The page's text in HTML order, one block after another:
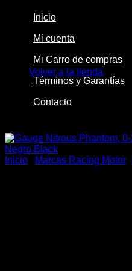
Volver a la tienda
Inicio
Mi cuenta
Mi Carro de compras
Términos y Garantías
Contacto
Inicio Marcas Racing Motor